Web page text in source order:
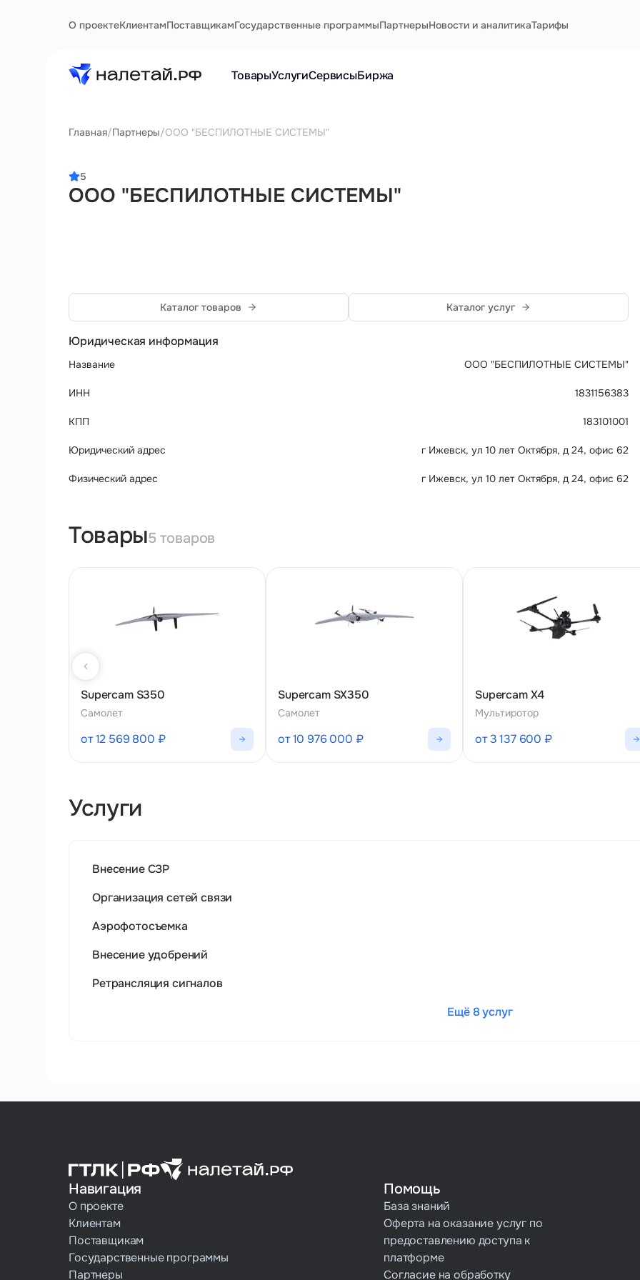
О проектеКлиентамПоставщикамГосударственные программыПартнерыНовости и аналитикаТарифы
ТоварыУслугиСервисыБиржа
Главная/Партнеры/ООО "БЕСПИЛОТНЫЕ СИСТЕМЫ"
5
ООО "БЕСПИЛОТНЫЕ СИСТЕМЫ"
Каталог товаров Каталог услуг
Юридическая информация
Название ООО "БЕСПИЛОТНЫЕ СИСТЕМЫ"
ИНН 1831156383
КПП 183101001
Юридический адрес г Ижевск, ул 10 лет Октября, д 24, офис 62
Физический адрес г Ижевск, ул 10 лет Октября, д 24, офис 62
Товары5 товаров
Supercam S350
Самолет
от 12 569 800 ₽
Supercam SX350
Самолет
от 10 976 000 ₽
Supercam X4
Мультиротор
от 3 137 600 ₽
Услуги
Внесение СЗР
Организация сетей связи
Аэрофотосъемка
Внесение удобрений
Ретрансляция сигналов
Ещё 8 услуг
Навигация
О проекте
Клиентам
Поставщикам
Государственные программы
Партнеры
Помощь
База знаний
Оферта на оказание услуг по
предоставлению доступа к
платформе
Согласие на обработку